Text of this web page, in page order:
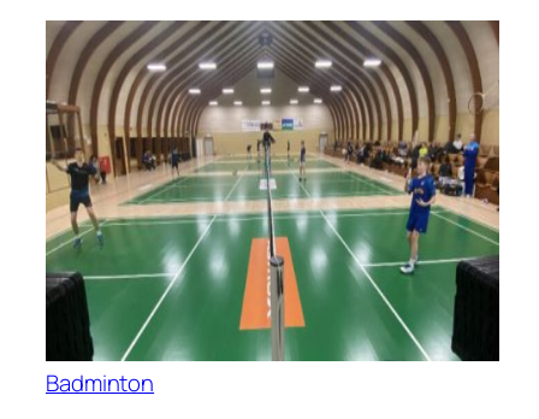
Badminton